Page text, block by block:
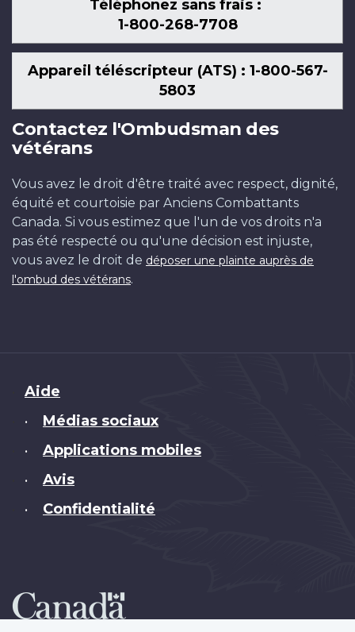
Téléphonez sans frais :
1-800-268-7708
Appareil téléscripteur (ATS) : 1-800-567-
5803
Contactez l'Ombudsman des
vétérans
Vous avez le droit d'être traité avec respect, dignité,
équité et courtoisie par Anciens Combattants
Canada. Si vous estimez que l'un de vos droits n'a
pas été respecté ou qu'une décision est injuste,
vous avez le droit de déposer une plainte auprès de
l'ombud des vétérans.
Brand
Aide
• Médias sociaux
• Applications mobiles
• Avis
• Confidentialité